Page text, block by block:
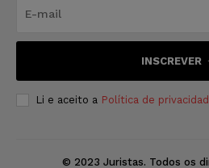
INSCREVER
Li e aceito a Política de
© 2023 Juristas. Todos os